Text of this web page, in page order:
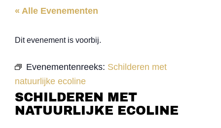
« Alle Evenementen
Dit evenement is voorbij.
Evenementenreeks: Schilderen met
natuurlijke ecoline
SCHILDEREN MET
NATUURLIJKE ECOLINE